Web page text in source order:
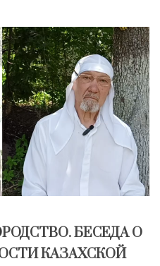
БЕСЕДА О
КАЗАХСКОЙ